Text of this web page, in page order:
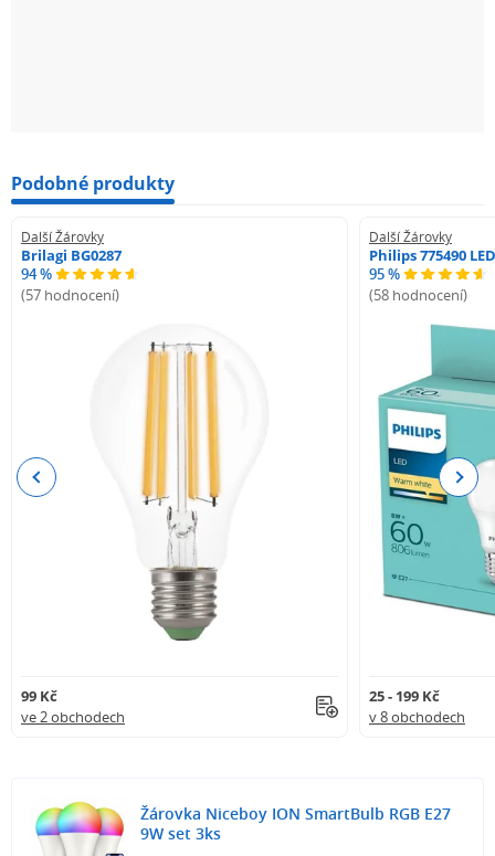
Podobné produkty
Další Žárovky
Brilagi BG0287
94 %
(57 hodnocení)
99 Kč
ve 2 obchodech
Další Žárovky
Philips 775490
95 %
(58 hodnocení)
25 - 199 Kč
v 8 obchodech
Previous Next
Žárovka Niceboy ION SmartBulb RGB E27
9W set 3ks